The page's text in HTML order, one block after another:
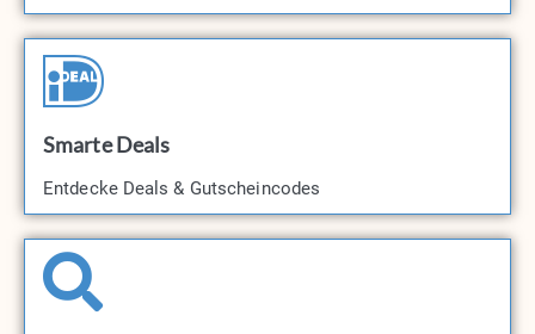
Smarte Deals
Entdecke Deals & Gutscheincodes​